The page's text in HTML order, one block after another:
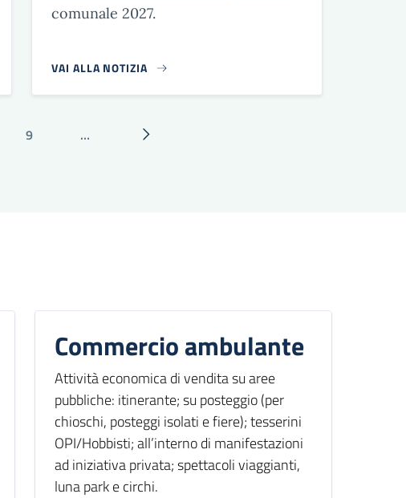
comunale 2027.
VAI ALLA NOTIZIA
Pagina
9 … Pagina successiva
Commercio ambulante
Attività economica di vendita su aree
pubbliche: itinerante; su posteggio (per
chioschi, posteggi isolati e fiere); tesserini
OPI/Hobbisti; all’interno di manifestazioni
ad iniziativa privata; spettacoli viaggianti,
luna park e circhi.